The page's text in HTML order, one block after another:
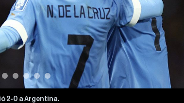
2-0 a Argentina.